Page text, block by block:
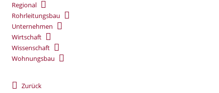
Regional
Rohrleitungsbau
Unternehmen
Wirtschaft
Wissenschaft
Wohnungsbau
Zurück